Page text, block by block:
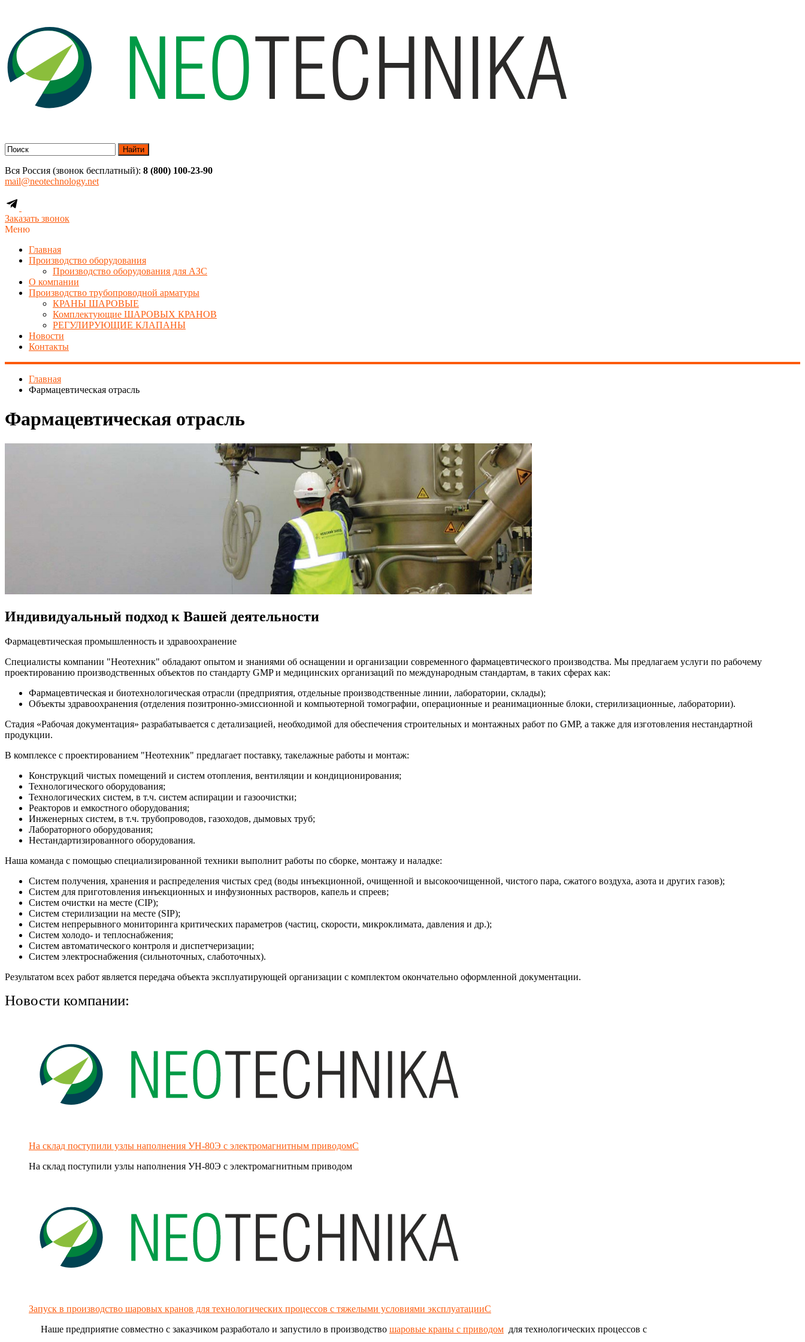
Найти
Вся Россия (звонок бесплатный): 8 (800) 100-23-90
mail@neotechnology.net
Заказать звонок
Меню
Главная
Производство оборудования
Производство оборудования для АЗС
О компании
Производство трубопроводной арматуры
КРАНЫ ШАРОВЫЕ
Комплектующие ШАРОВЫХ КРАНОВ
РЕГУЛИРУЮЩИЕ КЛАПАНЫ
Новости
Контакты
Главная
Фармацевтическая отрасль
Фармацевтическая отрасль
Индивидуальный подход к Вашей деятельности
Фармацевтическая промышленность и здравоохранение
Специалисты компании "Неотехник" обладают опытом и знаниями об оснащении и организации современного фармацевтического производства. Мы предлагаем услуги по рабочему
проектированию производственных объектов по стандарту GMP и медицинских организаций по международным стандартам, в таких сферах как:
Фармацевтическая и биотехнологическая отрасли (предприятия, отдельные производственные линии, лаборатории, склады);
Объекты здравоохранения (отделения позитронно-эмиссионной и компьютерной томографии, операционные и реанимационные блоки, стерилизационные, лаборатории).
Стадия «Рабочая документация» разрабатывается с детализацией, необходимой для обеспечения строительных и монтажных работ по GMP, а также для изготовления нестандартной
продукции.
В комплексе с проектированием "Неотехник" предлагает поставку, такелажные работы и монтаж:
Конструкций чистых помещений и систем отопления, вентиляции и кондиционирования;
Технологического оборудования;
Технологических систем, в т.ч. систем аспирации и газоочистки;
Реакторов и емкостного оборудования;
Инженерных систем, в т.ч. трубопроводов, газоходов, дымовых труб;
Лабораторного оборудования;
Нестандартизированного оборудования.
Наша команда с помощью специализированной техники выполнит работы по сборке, монтажу и наладке:
Систем получения, хранения и распределе­ния чистых сред (воды инъекционной, очи­щенной и высокоочищенной, чистого пара, сжатого воздуха, азота и других газов);
Систем для приготовления инъекционных и инфузионных растворов, капель и спреев;
Систем очистки на месте (CIP);
Систем стерилизации на месте (SIP);
Систем непрерывного мониторинга критических параметров (частиц, скорости, микроклимата, давления и др.);
Систем холодо- и теплоснабжения;
Систем автоматического контроля и диспетчеризации;
Систем электроснабжения (сильноточных, слаботочных).
Результатом всех работ является передача объекта эксплуатирующей организации с комплектом окончательно оформленной документации.
Новости компании:
На склад поступили узлы наполнения УН-80Э с электромагнитным приводомС
На склад поступили узлы наполнения УН-80Э с электромагнитным приводом
Запуск в производство шаровых кранов для технологических процессов с тяжелыми условиями эксплуатацииС
Наше предприятие совместно с заказчиком разработало и запустило в производство шаровые краны с приводом для технологических процессов с